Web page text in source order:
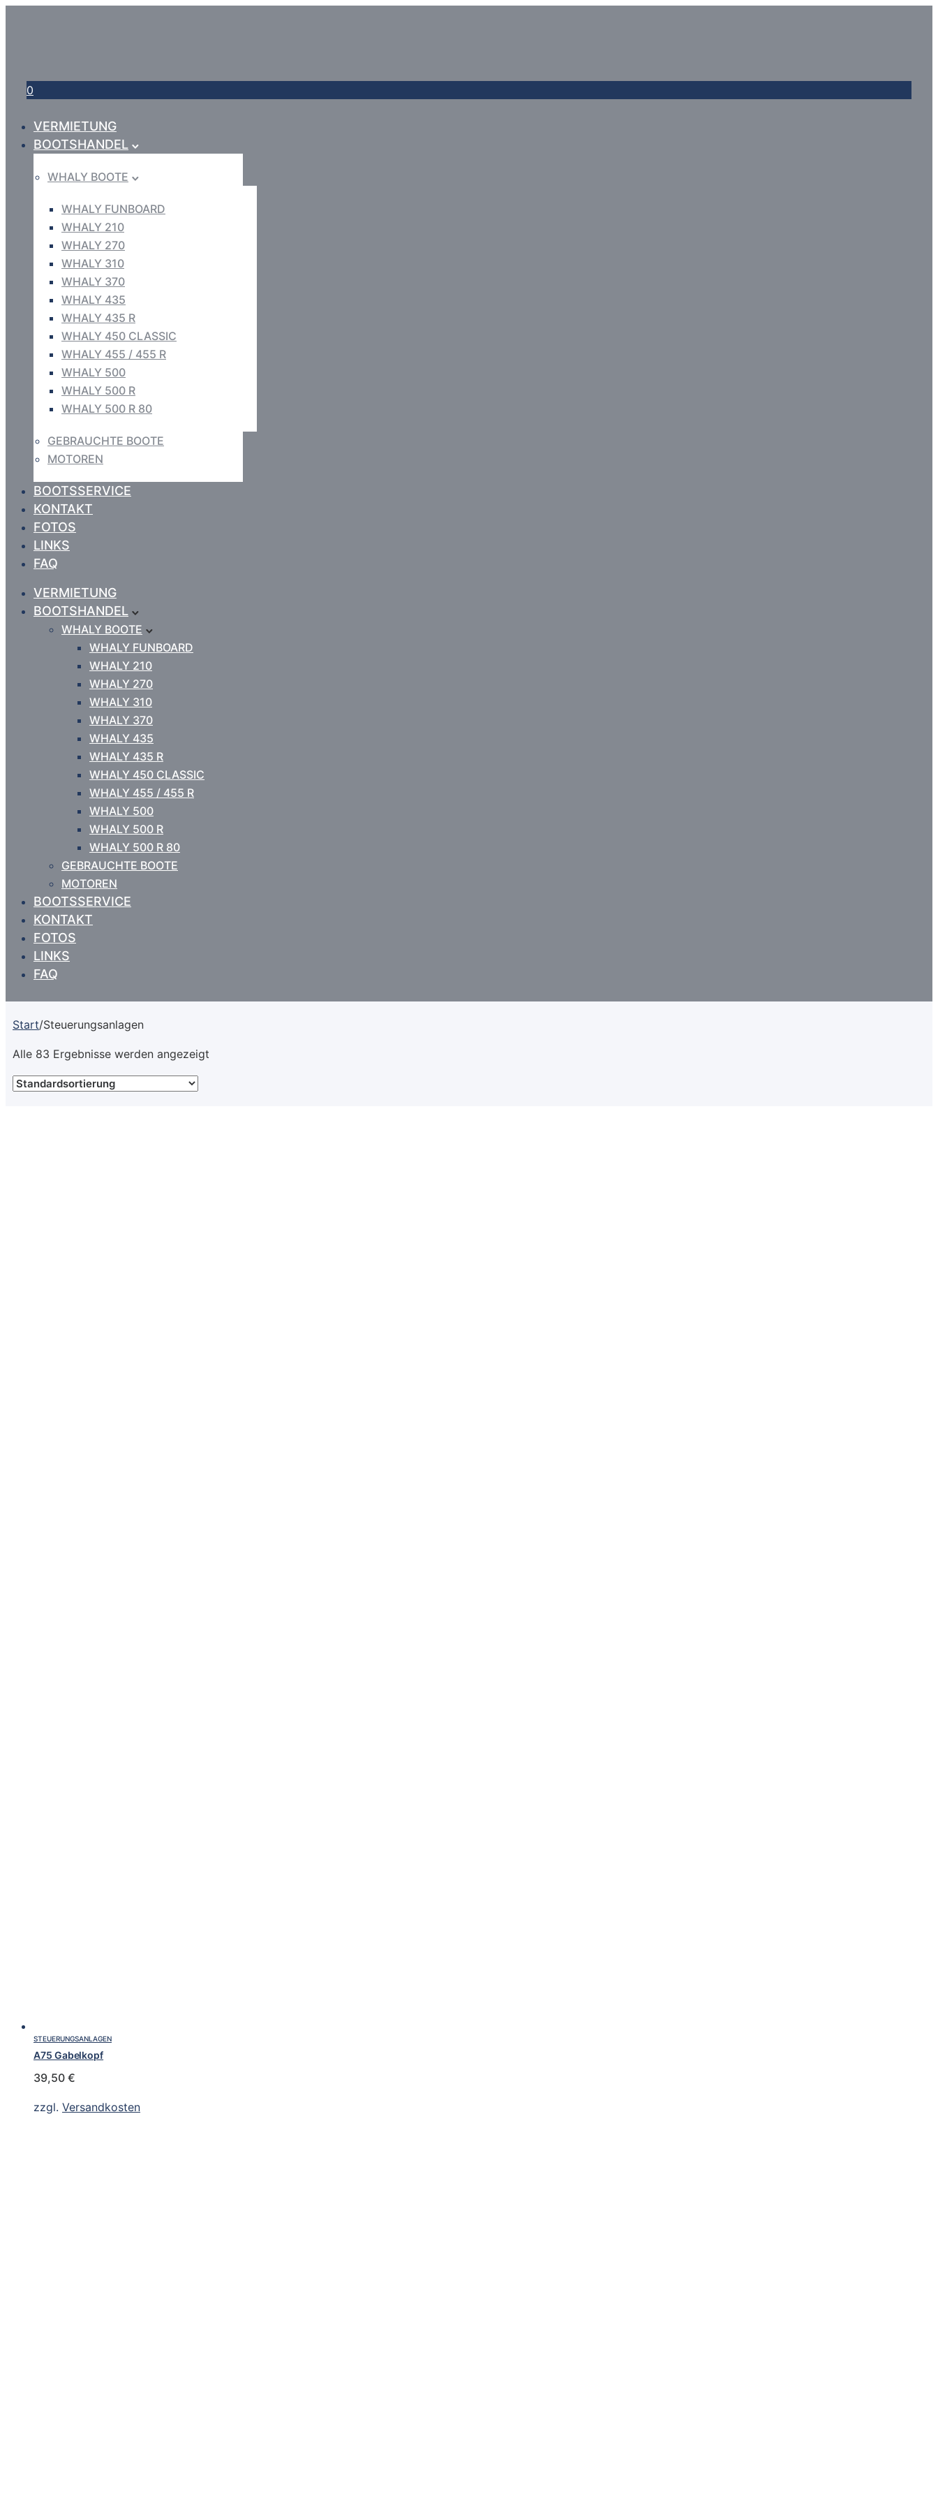
0
VERMIETUNG
BOOTSHANDEL
WHALY BOOTE
WHALY FUNBOARD
WHALY 210
WHALY 270
WHALY 310
WHALY 370
WHALY 435
WHALY 435 R
WHALY 450 CLASSIC
WHALY 455 / 455 R
WHALY 500
WHALY 500 R
WHALY 500 R 80
GEBRAUCHTE BOOTE
MOTOREN
BOOTSSERVICE
KONTAKT
FOTOS
LINKS
FAQ
VERMIETUNG
BOOTSHANDEL
WHALY BOOTE
WHALY FUNBOARD
WHALY 210
WHALY 270
WHALY 310
WHALY 370
WHALY 435
WHALY 435 R
WHALY 450 CLASSIC
WHALY 455 / 455 R
WHALY 500
WHALY 500 R
WHALY 500 R 80
GEBRAUCHTE BOOTE
MOTOREN
BOOTSSERVICE
KONTAKT
FOTOS
LINKS
FAQ
Start/Steuerungsanlagen
Alle 83 Ergebnisse werden angezeigt
STEUERUNGSANLAGEN
A75 Gabelkopf
39,50 €
zzgl. Versandkosten